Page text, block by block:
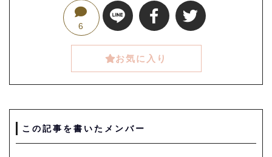
6
お気に入り
この記事を書いたメンバー